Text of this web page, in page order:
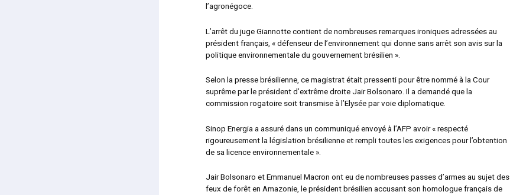
l’agronégoce.
L’arrêt du juge Giannotte contient de nombreuses remarques ironiques adressées au
président français, « défenseur de l’environnement qui donne sans arrêt son avis sur la
politique environnementale du gouvernement brésilien ».
Selon la presse brésilienne, ce magistrat était pressenti pour être nommé à la Cour
suprême par le président d’extrême droite Jair Bolsonaro. Il a demandé que la
commission rogatoire soit transmise à l’Elysée par voie diplomatique.
Sinop Energia a assuré dans un communiqué envoyé à l’AFP avoir « respecté
rigoureusement la législation brésilienne et rempli toutes les exigences pour l’obtention
de sa licence environnementale ».
Jair Bolsonaro et Emmanuel Macron ont eu de nombreuses passes d’armes au sujet des
feux de forêt en Amazonie, le président brésilien accusant son homologue français de